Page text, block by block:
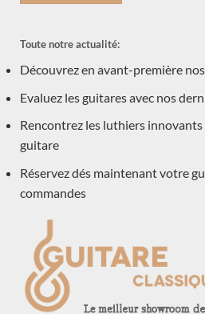
Accessoires
Nouveauté
neuve arrivée récemment
Précédemment vendue
Acoustique
Occasions
Dake Traphagen
Domenic Roscioli
Claudia d'Ammassa
Toute notre actualité:
Découvrez en avant-première
Evaluez les guitares avec nos
Rencontrez les luthiers
guitare
Réservez dés maintenant votre
commandes